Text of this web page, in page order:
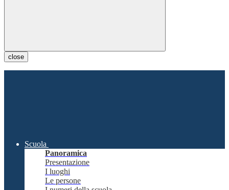
close
Scuola
Panoramica
Presentazione
I luoghi
Le persone